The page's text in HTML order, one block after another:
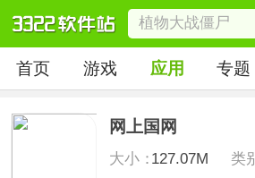
首页 游戏 应用 专题
网上国网
大小：127.07M 类